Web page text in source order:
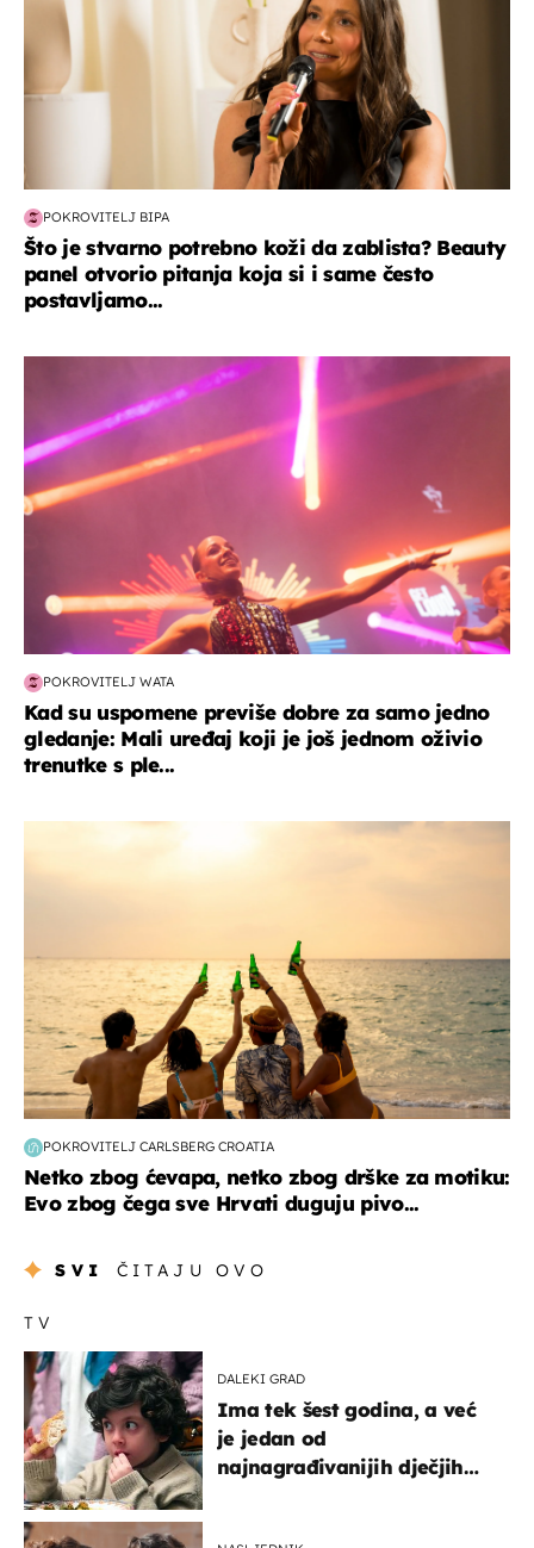
POKROVITELJ BIPA
Što je stvarno potrebno koži da zablista? Beauty
panel otvorio pitanja koja si i same često
postavljamo...
POKROVITELJ WATA
Kad su uspomene previše dobre za samo jedno
gledanje: Mali uređaj koji je još jednom oživio
trenutke s ple...
POKROVITELJ CARLSBERG CROATIA
Netko zbog ćevapa, netko zbog drške za motiku:
Evo zbog čega sve Hrvati duguju pivo...
SVI ČITAJU OVO
TV
DALEKI GRAD
Ima tek šest godina, a već
je jedan od
najnagrađivanijih dječjih